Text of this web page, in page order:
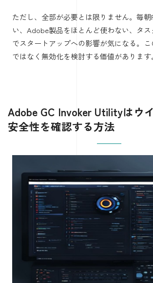
ただし、全部が必要とは限りません。毎
い、Adobe製品をほとんど使わない、タ
でスタートアップへの影響が気になる。
ではなく無効化を検討する価値があります。
Adobe GC Invoker Utilityはウ
安全性を確認する方法